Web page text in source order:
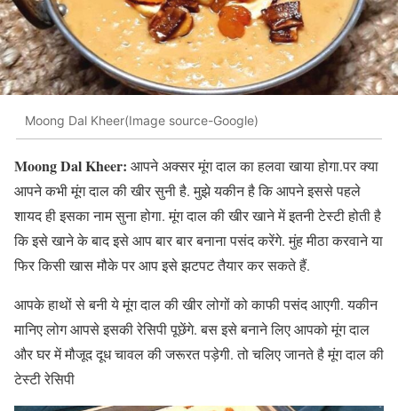
Moong Dal Kheer(Image source-Google)
Moong Dal Kheer: आपने अक्सर मूंग दाल का हलवा खाया होगा.पर क्या
आपने कभी मूंग दाल की खीर सुनी है. मुझे यकीन है कि आपने इससे पहले
शायद ही इसका नाम सुना होगा. मूंग दाल की खीर खाने में इतनी टेस्टी होती है
कि इसे खाने के बाद इसे आप बार बार बनाना पसंद करेंगे. मुंह मीठा करवाने या
फिर किसी खास मौके पर आप इसे झटपट तैयार कर सकते हैं.
आपके हाथों से बनी ये मूंग दाल की खीर लोगों को काफी पसंद आएगी. यकीन
मानिए लोग आपसे इसकी रेसिपी पूछेंगे. बस इसे बनाने लिए आपको मूंग दाल
और घर में मौजूद दूध चावल की जरूरत पड़ेगी. तो चलिए जानते है मूंग दाल की
टेस्टी रेसिपी